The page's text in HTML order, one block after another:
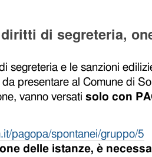
di segreteria,
segreteria e le sanzioni
presentare al Comune di
vanno versati solo con
pagopa/spontanei/gruppo/5
delle istanze, è